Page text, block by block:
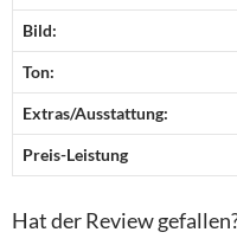
Bild:
Ton:
Extras/Ausstattung:
Preis-Leistung
Hat der Review